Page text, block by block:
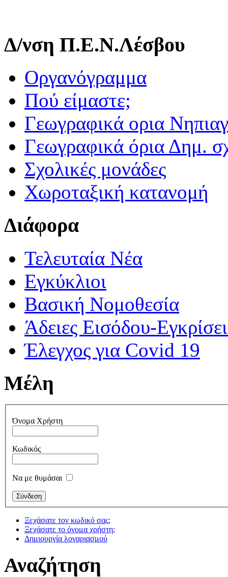
Δ/νση Π.Ε.Ν.Λέσβου
Οργανόγραμμα
Πού είμαστε;
Γεωγραφικά ορια
Γεωγραφικά όρια Δημ.
Σχολικές μονάδες
Χωροταξική κατανομή
Διάφορα
Τελευταία Νέα
Εγκύκλιοι
Βασική Νομοθεσία
Άδειες Εισόδου-
Έλεγχος για Covid 19
Μέλη
Όνομα Χρήστη
Κωδικός
Να με θυμάσαι
Ξεχάσατε τον κωδικό σας;
Ξεχάσατε το όνομα χρήστη;
Δημιουργία λογαριασμού
Αναζήτηση